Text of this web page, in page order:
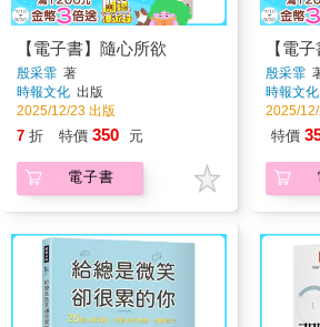
【電子書】隨心所欲
殷采霏 著
時報文化 出版
2025/12/23 出版
7 折 特價 350 元
電子書
【電
殷采霏
時報文化
2025/
特價